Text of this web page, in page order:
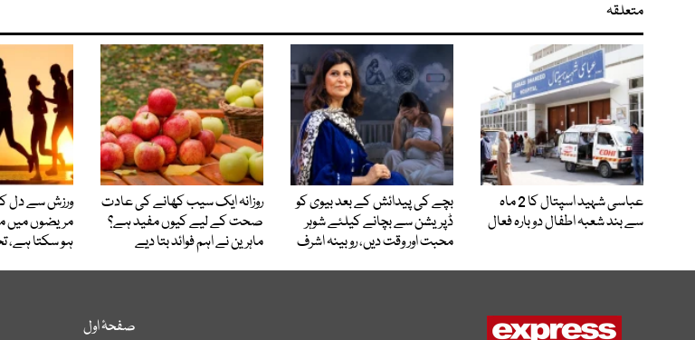
متعلقہ
عباسی شہید اسپتال کا 2 ماہ
سے بند شعبہ اطفال دوبارہ فعال
بچے کی پیدائش کے بعد بیوی کو
ڈپریشن سے بچانے کیلئے شوہر
محبت اور وقت دیں، روبینہ اشرف
روزانہ ایک سیب کھانے کی عادت
صحت کے لیے کیوں مفید ہے؟
ماہرین نے اہم فوائد بتا دیے
ورزش سے دل
مریضوں میں
ہو سکتا ہے،
صفحۂ اول